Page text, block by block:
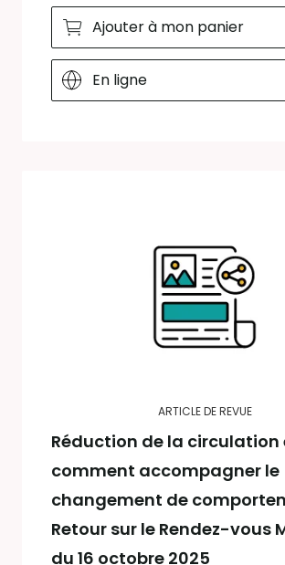
Ajouter à mon panier
En ligne
ARTICLE DE REVUE
Réduction de la circulation
comment accompagner le
changement de
Retour sur le Rendez-vous
du 16 octobre 2025